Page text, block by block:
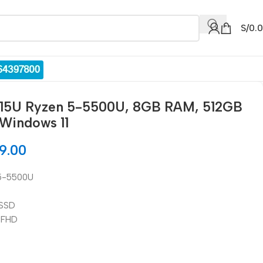
S/
Ryzen 5-5500U, 8GB RAM, 512GB
11
5500U